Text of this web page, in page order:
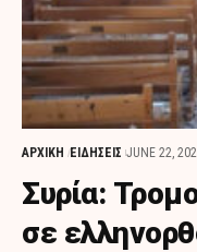
ΑΡΧΙΚΗ ΕΙΔΗΣΕΙΣ JUNE 22,
Συρία:
σε